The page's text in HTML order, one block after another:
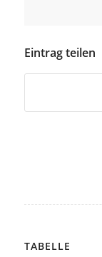
Eintrag teilen
TABELLE